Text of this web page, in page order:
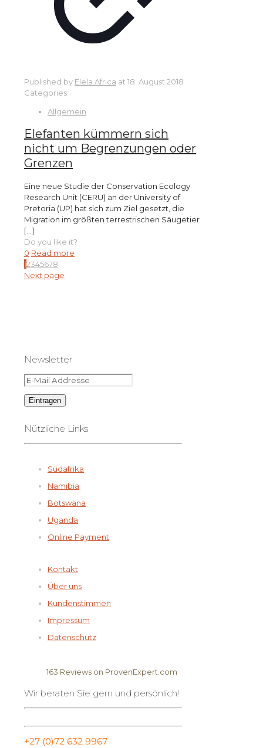
Published by Elela Africa at 18. August 2018
Categories
Allgemein
Elefanten kümmern sich
nicht um Begrenzungen oder
Grenzen
Eine neue Studie der Conservation Ecology
Research Unit (CERU) an der University of
Pretoria (UP) hat sich zum Ziel gesetzt, die
Migration im größten terrestrischen Säugetier
[…]
Do you like it?
0 Read more
12345678
Next page
Newsletter
Nützliche Links
Südafrika
Namibia
Botswana
Uganda
Online Payment
Kontakt
Über uns
Kundenstimmen
Impressum
Datenschutz
Elela Africa
163 Reviews on ProvenExpert.com
Wir beraten Sie gern und persönlich!
+27 (0)72 632 9967